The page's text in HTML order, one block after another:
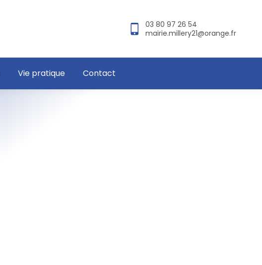
03 80 97 26 54
mairie.millery21@orange.fr
Vie pratique Contact